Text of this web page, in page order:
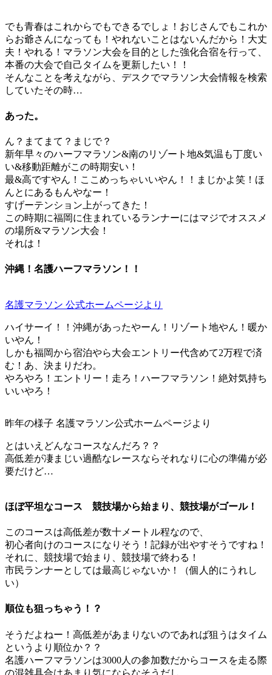
でも青春はこれからでもできるでしょ！おじさんでもこれか
らお爺さんになっても！やれないことはないんだから！大丈
夫！やれる！マラソン大会を目的とした強化合宿を行って、
本番の大会で自己タイムを更新したい！！
そんなことを考えながら、デスクでマラソン大会情報を検索
していたその時…
あった。
ん？まてまて？まじで？
新年早々のハーフマラソン&南のリゾート地&気温も丁度い
い&移動距離がこの時期安い！
最&高ですやん！ここめっちゃいいやん！！まじかよ笑！ほ
んとにあるもんやなー！
すげーテンション上がってきた！
この時期に福岡に住まれているランナーにはマジでオススメ
の場所&マラソン大会！
それは！
沖縄！名護ハーフマラソン！！
名護マラソン 公式ホームページより
ハイサーイ！！沖縄があったやーん！リゾート地やん！暖か
いやん！
しかも福岡から宿泊やら大会エントリー代含めて2万程で済
む！あ、決まりだわ。
やろやろ！エントリー！走ろ！ハーフマラソン！絶対気持ち
いいやろ！
昨年の様子 名護マラソン公式ホームページより
とはいえどんなコースなんだろ？？
高低差が凄まじい過酷なレースならそれなりに心の準備が必
要だけど…
ほぼ平坦なコース 競技場から始まり、競技場がゴール！
このコースは高低差が数十メートル程なので、
初心者向けのコースになりそう！記録が出やすそうですね！
それに、競技場で始まり、競技場で終わる！
市民ランナーとしては最高じゃないか！（個人的にうれし
い）
順位も狙っちゃう！？
そうだよねー！高低差があまりないのであれば狙うはタイム
というより順位か？？
名護ハーフマラソンは3000人の参加数だからコースを走る際
の混雑具合はあまり気にならなそうだし、